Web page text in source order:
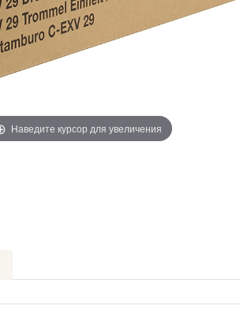
Наведите курсор для увеличения